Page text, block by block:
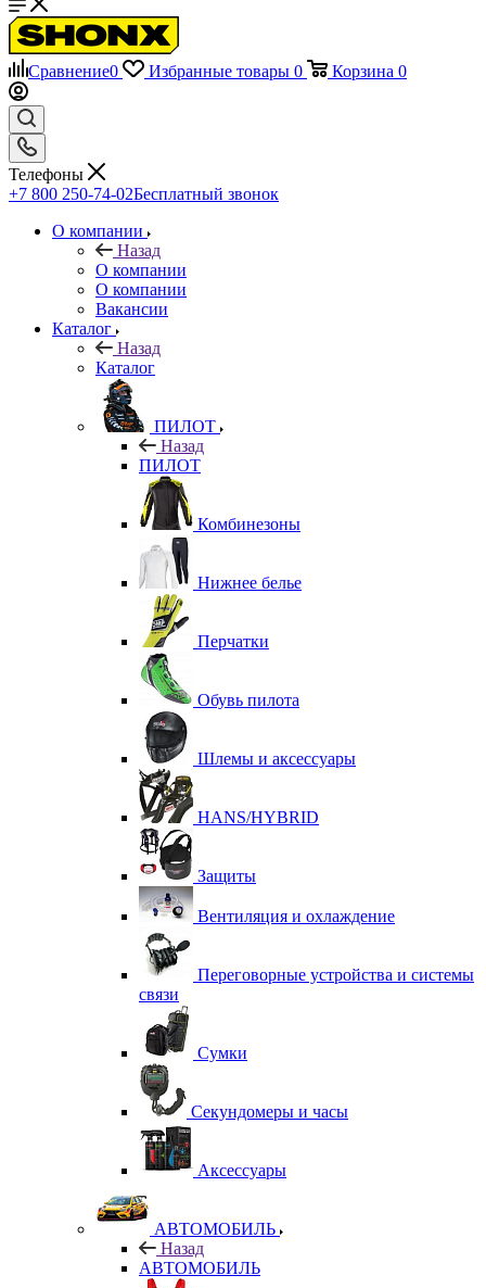
Сравнение0 Избранные товары 0 Корзина 0
Телефоны
+7 800 250-74-02Бесплатный звонок
О компании
Назад
О компании
О компании
Вакансии
Каталог
Назад
Каталог
ПИЛОТ
Назад
ПИЛОТ
Комбинезоны
Нижнее белье
Перчатки
Обувь пилота
Шлемы и аксессуары
HANS/HYBRID
Защиты
Вентиляция и охлаждение
Переговорные устройства и системы
связи
Сумки
Секундомеры и часы
Аксессуары
АВТОМОБИЛЬ
Назад
АВТОМОБИЛЬ